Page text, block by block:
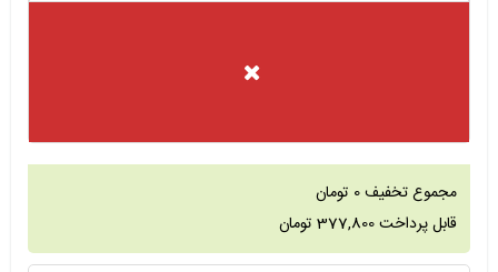
مجموع تخفیف0 تومان
قابل پرداخت377,800 تومان